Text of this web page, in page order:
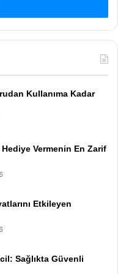
Kullanıma Kadar
Vermenin En Zarif
Etkileyen
Sağlıkta Güvenli